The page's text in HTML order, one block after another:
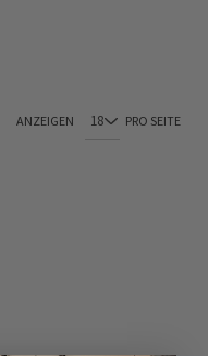
ANZEIGEN PRO SEITE